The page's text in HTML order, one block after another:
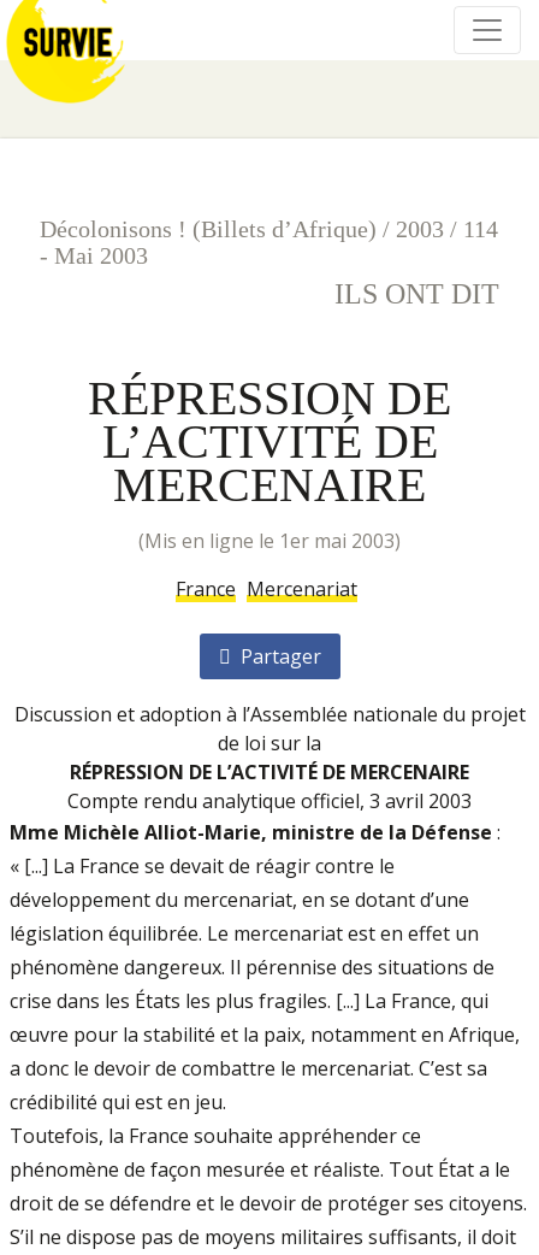
Décolonisons ! (Billets d’Afrique) / 2003 / 114
- Mai 2003
ILS ONT DIT
RÉPRESSION DE
L’ACTIVITÉ DE
MERCENAIRE
(mis en ligne le 1er mai 2003)
France Mercenariat
Partager
Discussion et adoption à l’Assemblée nationale du projet
de loi sur la
RÉPRESSION DE L’ACTIVITÉ DE MERCENAIRE
Compte rendu analytique officiel, 3 avril 2003
Mme Michèle Alliot-Marie, ministre de la Défense :
« [...] La France se devait de réagir contre le
développement du mercenariat, en se dotant d’une
législation équilibrée. Le mercenariat est en effet un
phénomène dangereux. Il pérennise des situations de
crise dans les États les plus fragiles. [...] La France, qui
œuvre pour la stabilité et la paix, notamment en Afrique,
a donc le devoir de combattre le mercenariat. C’est sa
crédibilité qui est en jeu.
Toutefois, la France souhaite appréhender ce
phénomène de façon mesurée et réaliste. Tout État a le
droit de se défendre et le devoir de protéger ses citoyens.
S’il ne dispose pas de moyens militaires suffisants, il doit